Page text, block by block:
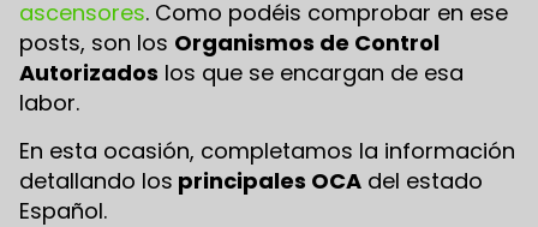
ascensores. Como podéis comprobar en ese
posts, son los Organismos de Control
Autorizados los que se encargan de esa
labor.
En esta ocasión, completamos la información
detallando los principales OCA del estado
Español.